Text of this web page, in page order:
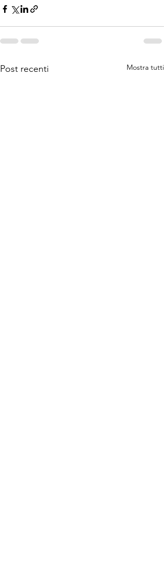
Post recenti Mostra tutti